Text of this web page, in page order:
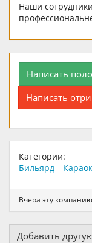
Наши
Написать
Написать
Категории:
Бильярд
Вчера эту
Добавить